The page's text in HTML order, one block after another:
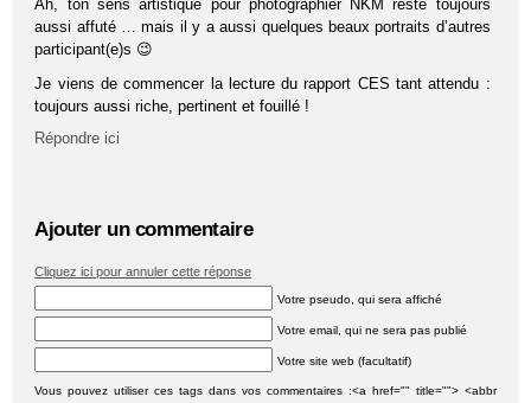
Ah, ton sens artistique pour photographier NKM reste toujours
aussi affuté … mais il y a aussi quelques beaux portraits d’autres
participant(e)s 😉
Je viens de commencer la lecture du rapport CES tant attendu :
toujours aussi riche, pertinent et fouillé !
Répondre ici
Ajouter un commentaire
Cliquez ici pour annuler cette réponse
Votre pseudo, qui sera affiché
Votre email, qui ne sera pas publié
Votre site web (facultatif)
Vous pouvez utiliser ces tags dans vos commentaires :<a href="" title=""> <abbr